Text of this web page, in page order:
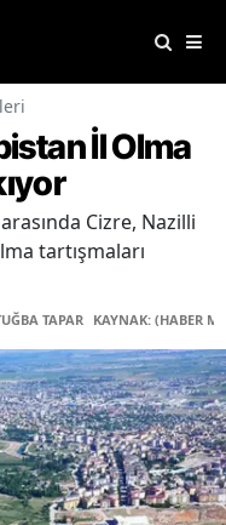
İl Olma
Cizre, Nazilli
tartışmaları
TAPAR KAYNAK: (HABER